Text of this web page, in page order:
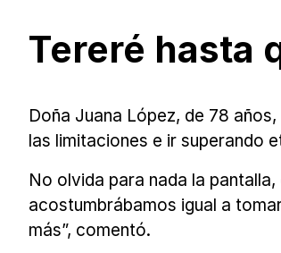
Tereré hasta
Doña Juana López, de 78
las limitaciones e ir superando
No olvida para nada la
acostumbrábamos igual a
más”, comentó.